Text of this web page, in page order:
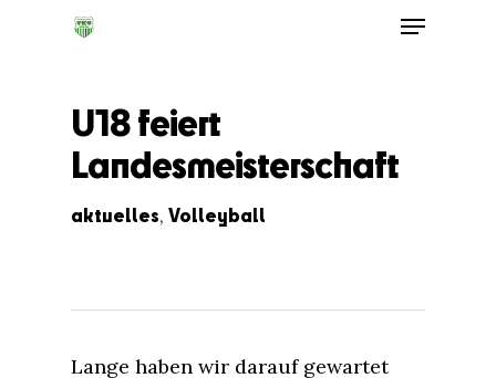
U18 feiert
Landesmeisterschaft
aktuelles, Volleyball
Lange haben wir darauf gewartet